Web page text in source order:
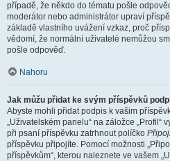
případě, že někdo do tématu pošle
moderátor nebo administrátor upraví
základě vlastního uvážení vzkaz, proč
vědomí, že normální uživatelé nemůžou
pošle odpověď.
Nahoru
Jak můžu přidat ke svým příspěvků
Abyste mohli přidat podpis k vašim
„Uživatelském panelu“ na záložce „Profil“
při psaní příspěvku zatrhnout políčko
příspěvku připojíte. Pomocí možnosti
příspěvkům“, kterou naleznete ve vašem